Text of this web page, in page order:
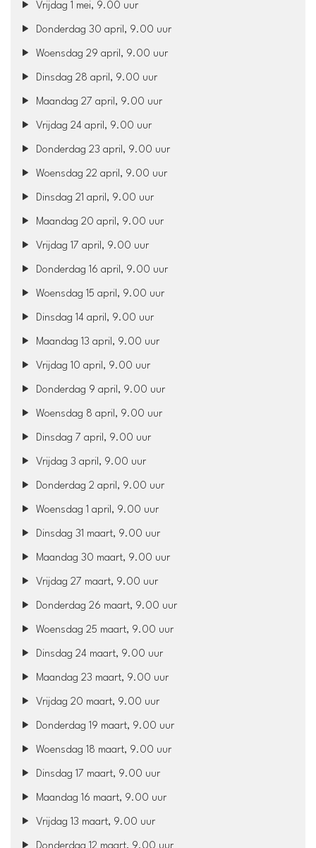
Vrijdag 1 mei, 9.00 uur
Donderdag 30 april, 9.00 uur
Woensdag 29 april, 9.00 uur
Dinsdag 28 april, 9.00 uur
Maandag 27 april, 9.00 uur
Vrijdag 24 april, 9.00 uur
Donderdag 23 april, 9.00 uur
Woensdag 22 april, 9.00 uur
Dinsdag 21 april, 9.00 uur
Maandag 20 april, 9.00 uur
Vrijdag 17 april, 9.00 uur
Donderdag 16 april, 9.00 uur
Woensdag 15 april, 9.00 uur
Dinsdag 14 april, 9.00 uur
Maandag 13 april, 9.00 uur
Vrijdag 10 april, 9.00 uur
Donderdag 9 april, 9.00 uur
Woensdag 8 april, 9.00 uur
Dinsdag 7 april, 9.00 uur
Vrijdag 3 april, 9.00 uur
Donderdag 2 april, 9.00 uur
Woensdag 1 april, 9.00 uur
Dinsdag 31 maart, 9.00 uur
Maandag 30 maart, 9.00 uur
Vrijdag 27 maart, 9.00 uur
Donderdag 26 maart, 9.00 uur
Woensdag 25 maart, 9.00 uur
Dinsdag 24 maart, 9.00 uur
Maandag 23 maart, 9.00 uur
Vrijdag 20 maart, 9.00 uur
Donderdag 19 maart, 9.00 uur
Woensdag 18 maart, 9.00 uur
Dinsdag 17 maart, 9.00 uur
Maandag 16 maart, 9.00 uur
Vrijdag 13 maart, 9.00 uur